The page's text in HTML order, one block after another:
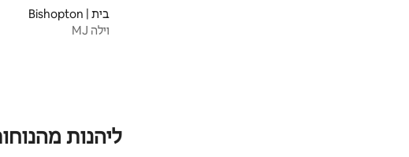
בית | Bishopton
וילה MJ
ליהנות